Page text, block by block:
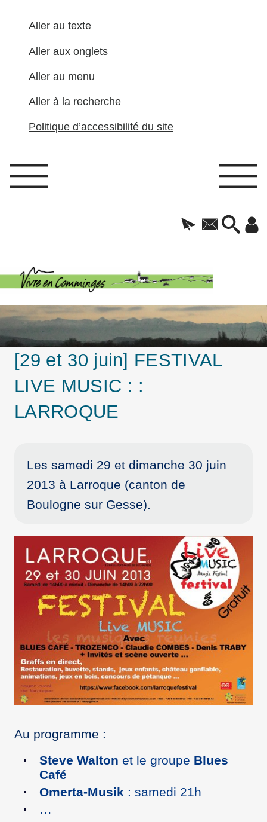
Aller au texte
Aller aux onglets
Aller au menu
Aller à la recherche
Politique d’accessibilité du site
[29 et 30 juin] FESTIVAL
LIVE MUSIC : :
LARROQUE
Les samedi 29 et dimanche 30 juin
2013 à Larroque (canton de
Boulogne sur Gesse).
Au programme :
Steve Walton et le groupe Blues
Café
Omerta-Musik : samedi 21h
…